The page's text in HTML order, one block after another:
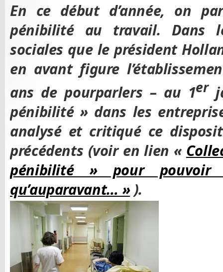
En ce début d’année, on
pénibilité au travail. Dans
sociales que le président
en avant figure
ans de pourparlers – au 1er
pénibilité » dans les
analysé et critiqué ce
précédents (voir en lien «
pénibilité » pour
qu’auparavant… »).